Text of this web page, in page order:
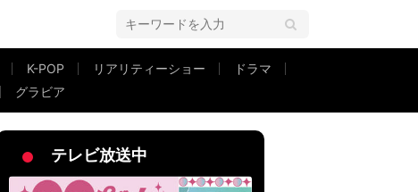
K-POP リアリティーショー
ドラマ
グラビア
」「なんだか痩せた？」
テレビ放送中